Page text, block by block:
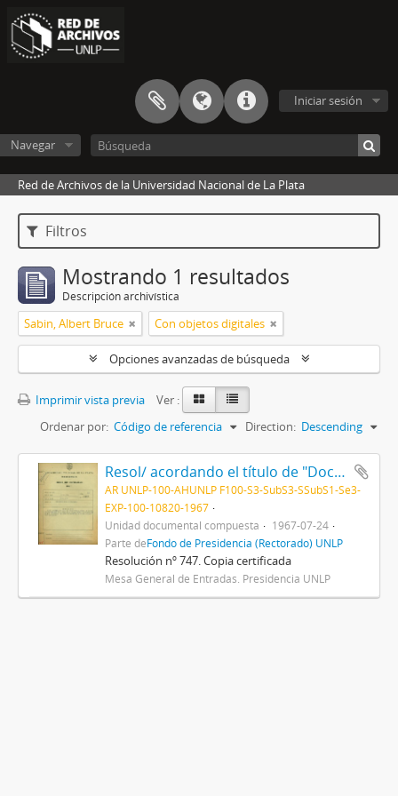
Iniciar sesión
Navegar
Red de Archivos de la Universidad Nacional de La Plata
Filtros
Mostrando 1 resultados
Descripción archivística
Sabin, Albert Bruce Con objetos digitales
Opciones avanzadas de búsqueda
Imprimir vista previa
Ver :
Ordenar por: Código de referencia Direction: Descending
Resol/ acordando el título de "Doctor Honoris Causa" al Dr. Albert Sabin, y disponiendo que el acto de entrega del mismo se efectúe el día 28 del actual, en esta Presidencia 1967
AR UNLP-100-AHUNLP F100-S3-SubS3-SSubS1-Se3-
EXP-100-10820-1967
Unidad documental compuesta
1967-07-24
Parte deFondo de Presidencia (Rectorado) UNLP
Resolución nº 747. Copia certificada
Mesa General de Entradas. Presidencia UNLP